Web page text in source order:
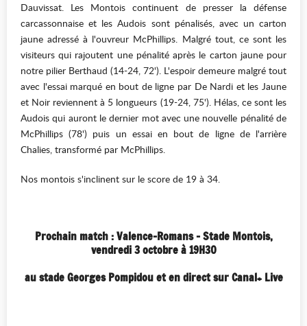
Dauvissat. Les Montois continuent de presser la défense
carcassonnaise et les Audois sont pénalisés, avec un carton
jaune adressé à l'ouvreur McPhillips. Malgré tout, ce sont les
visiteurs qui rajoutent une pénalité après le carton jaune pour
notre pilier Berthaud (14-24, 72'). L'espoir demeure malgré tout
avec l'essai marqué en bout de ligne par De Nardi et les Jaune
et Noir reviennent à 5 longueurs (19-24, 75'). Hélas, ce sont les
Audois qui auront le dernier mot avec une nouvelle pénalité de
McPhillips (78') puis un essai en bout de ligne de l'arrière
Chalies, transformé par McPhillips.
Nos montois s'inclinent sur le score de 19 à 34.
Prochain match : Valence-Romans - Stade Montois,
vendredi 3 octobreà 19H30
au stade Georges Pompidou et en direct sur Canal+ Live